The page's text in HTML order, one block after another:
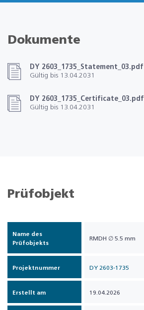
Dokumente
DY 2603_1735_Statement_03.pdf
Gültig bis 13.04.2031
DY 2603_1735_Certificate_03.pdf
Gültig bis 13.04.2031
Prüfobjekt
Name des
Prüfobjekts
RMDH ∅ 5.5 mm
Projektnummer DY 2603-1735
Erstellt am 19.04.2026